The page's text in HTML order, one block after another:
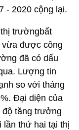
- 2020 cộng lại.
trườngbất
vừa được công
đã có dấu
Lượng tin
so với tháng
Đại diện của
độ tăng trưởng
lần thứ hai tại thị